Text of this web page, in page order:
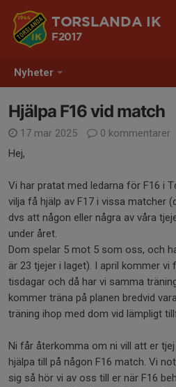
Nyheter
TORSLANDA IK
F2017
Hjälpa F16 vid match
17 mar 2025
0 kommentarer
Hej,
Vi har pratat med ledarna för F16 i
vilja få hjälp av F17 i vissa matcher
dvs att någon eller några av våra
under året.
Dom spelar 5 mot 5 som oss, och
är 23 tjejer i laget). I april kommer vi
tisdagar och då har vi samma
kommer träna på planen bredvid
träning ihop med dom vid lämpligt
Ni får återkomma om ni vill att er
hjälpa till på någon F16 match. Vi
sig så hör vi av oss till er när F16